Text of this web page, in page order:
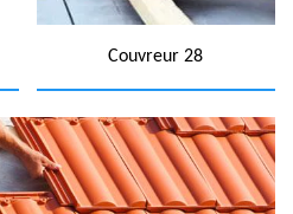
Couvreur 28